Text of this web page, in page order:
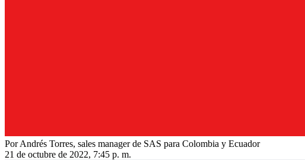
Por Andrés Torres, sales manager de SAS para Colombia y Ecuador
21 de octubre de 2022, 7:45 p. m.